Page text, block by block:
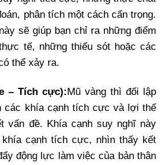
phân tích một cách cẩn trọng.
sẽ giúp bạn chỉ ra những điểm
tế, những thiếu sót hoặc các
thể xảy ra.
– Tích cực):Mũ vàng thì đối lập
các khía cạnh tích cực và lợi thế
vấn đề. Khía cạnh suy nghĩ này
cạnh tích cực, nhìn thấy kết
động lực làm việc của bản thân